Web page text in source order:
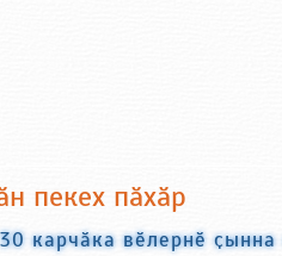
пекех пӑхӑр
30 карчӑка вӗлернӗ ҫынна